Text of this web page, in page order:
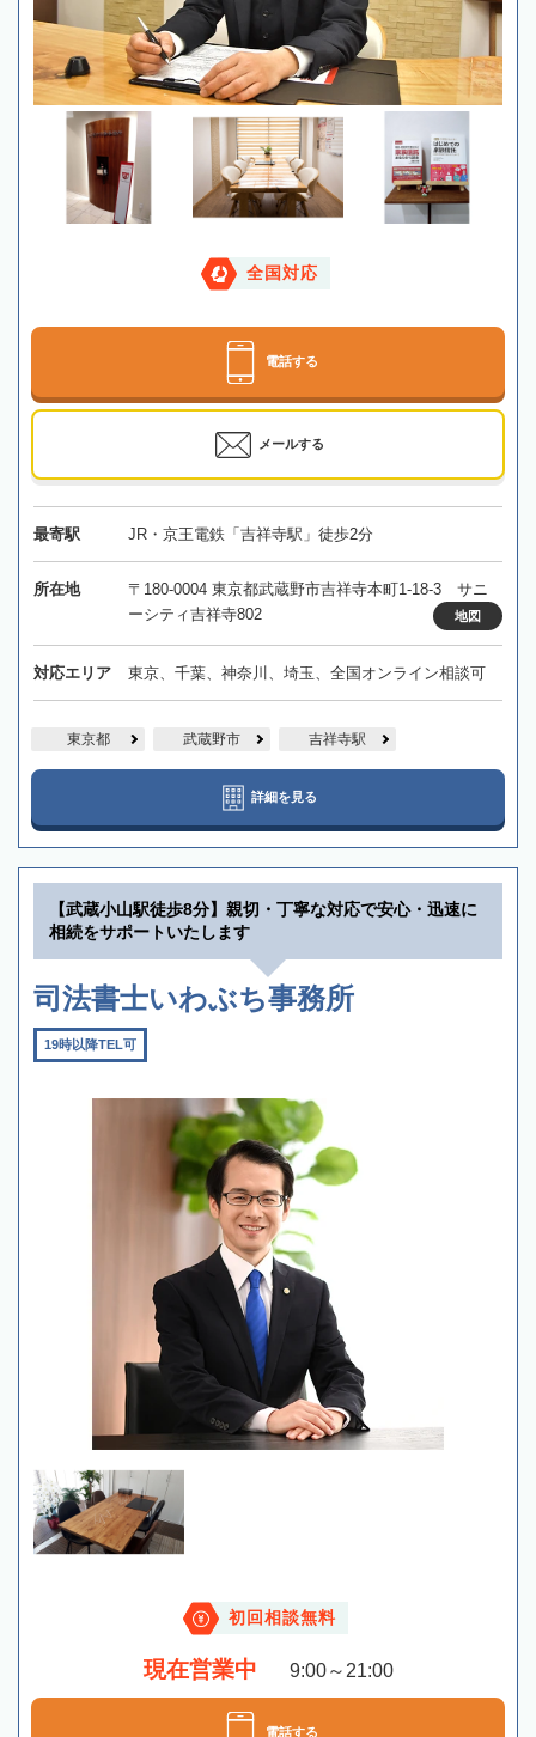
全国対応
電話する
メールする
最寄駅 JR・京王電鉄「吉祥寺駅」徒歩2分
所在地
〒180-0004 東京都武蔵野市吉祥寺本町1-18-3 サニ
ーシティ吉祥寺802
地図
対応エリア 東京、千葉、神奈川、埼玉、全国オンライン相談可
東京都 武蔵野市 吉祥寺駅
詳細を見る
【武蔵小山駅徒歩8分】親切・丁寧な対応で安心・迅速に
相続をサポートいたします
司法書士いわぶち事務所
19時以降TEL可
初回相談無料
現在営業中 9:00～21:00
電話する